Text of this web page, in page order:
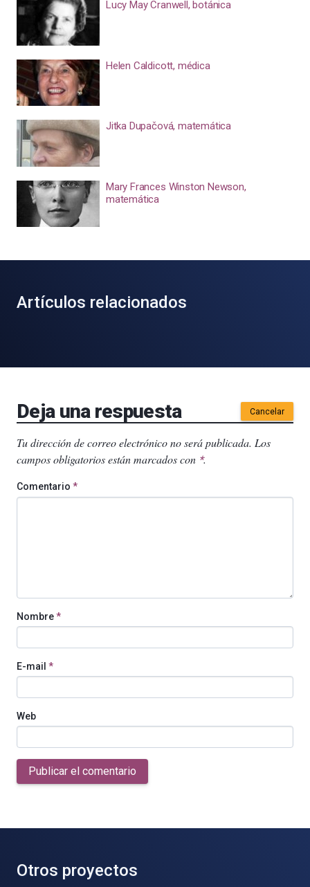
Lucy May Cranwell, botánica
Helen Caldicott, médica
Jitka Dupačová, matemática
Mary Frances Winston Newson,
matemática
Artículos relacionados
Deja una respuesta Cancelar
Tu dirección de correo electrónico no será publicada. Los
campos obligatorios están marcados con *.
Comentario *
Nombre*
E-mail *
Web
Publicar el comentario
Otros proyectos